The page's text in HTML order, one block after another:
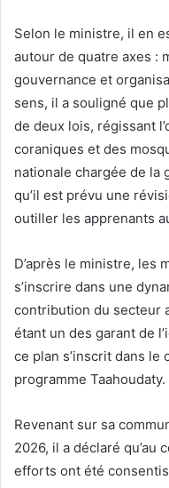
Selon le ministre, il en
autour de quatre axes :
gouvernance et
sens, il a souligné que
de deux lois, régissant
coraniques et des
nationale chargée de la
qu’il est prévu une
outiller les apprenants
D’après le ministre, les
s’inscrire dans une
contribution du secteur
étant un des garant de
ce plan s’inscrit dans
programme Taahoudaty.
Revenant sur sa
2026, il a déclaré qu’au
efforts ont été